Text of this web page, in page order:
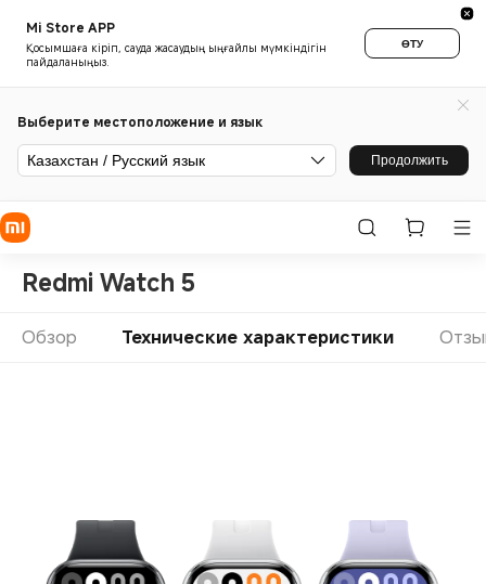
Mi Store APP
Қосымшаға кіріп, сауда жасаудың ыңғайлы мүмкіндігін
пайдаланыңыз.
ӨТУ
Выберите местоположение и язык
Казахстан / Русский язык Продолжить
Redmi Watch 5
Обзор Технические характеристики